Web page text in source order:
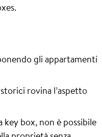
gli appartamenti
rovina l’aspetto
key box, non è possibile